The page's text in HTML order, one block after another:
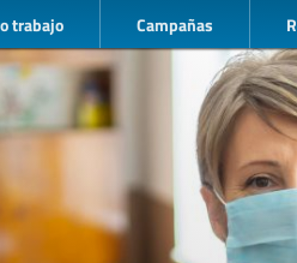
trabajo Campañas